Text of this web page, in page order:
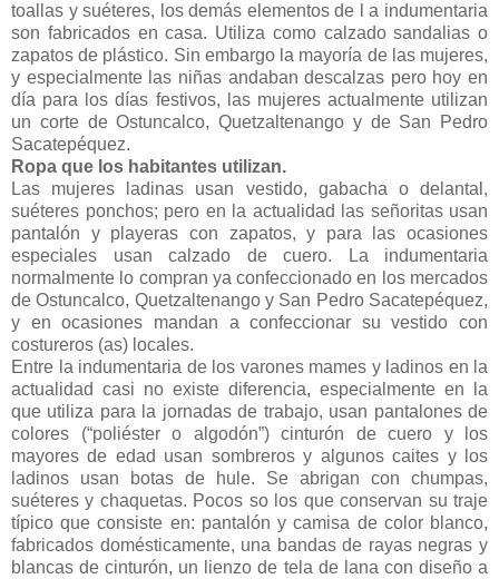
toallas y suéteres, los demás elementos de l a indumentaria
son fabricados en casa. Utiliza como calzado sandalias o
zapatos de plástico. Sin embargo la mayoría de las mujeres,
y especialmente las niñas andaban descalzas pero hoy en
día para los días festivos, las mujeres actualmente utilizan
un corte de Ostuncalco, Quetzaltenango y de San Pedro
Sacatepéquez.
Ropa que los habitantes utilizan.
Las mujeres ladinas usan vestido, gabacha o delantal,
suéteres ponchos; pero en la actualidad las señoritas usan
pantalón y playeras con zapatos, y para las ocasiones
especiales usan calzado de cuero. La indumentaria
normalmente lo compran ya confeccionado en los mercados
de Ostuncalco, Quetzaltenango y San Pedro Sacatepéquez,
y en ocasiones mandan a confeccionar su vestido con
costureros (as) locales.
Entre la indumentaria de los varones mames y ladinos en la
actualidad casi no existe diferencia, especialmente en la
que utiliza para la jornadas de trabajo, usan pantalones de
colores (“poliéster o algodón”) cinturón de cuero y los
mayores de edad usan sombreros y algunos caites y los
ladinos usan botas de hule. Se abrigan con chumpas,
suéteres y chaquetas. Pocos so los que conservan su traje
típico que consiste en: pantalón y camisa de color blanco,
fabricados domésticamente, una bandas de rayas negras y
blancas de cinturón, un lienzo de tela de lana con diseño a